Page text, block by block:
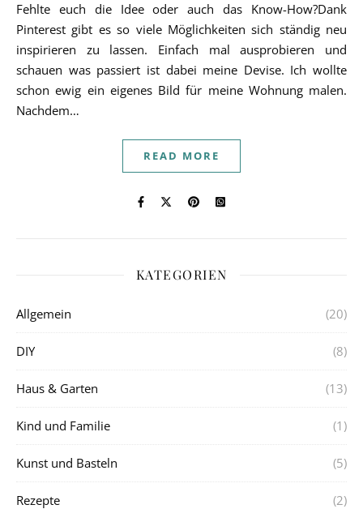
Fehlte euch die Idee oder auch das Know-How?Dank
Pinterest gibt es so viele Möglichkeiten sich ständig neu
inspirieren zu lassen. Einfach mal ausprobieren und
schauen was passiert ist dabei meine Devise. Ich wollte
schon ewig ein eigenes Bild für meine Wohnung malen.
Nachdem…
READ MORE
KATEGORIEN
Allgemein (20)
DIY (8)
Haus & Garten (13)
Kind und Familie (1)
Kunst und Basteln (5)
Rezepte (2)